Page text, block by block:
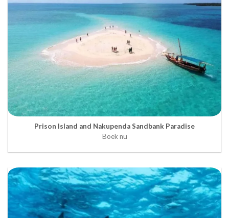
Prison Island and Nakupenda Sandbank Paradise
Boek nu